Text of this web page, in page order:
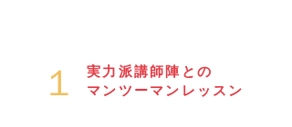
１
実力派講師陣との
マンツーマンレッスン